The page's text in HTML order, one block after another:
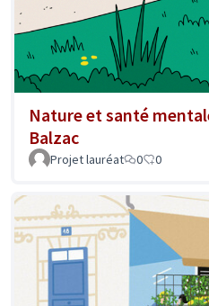
Nature et santé
Balzac
Projet lauréat 0 0